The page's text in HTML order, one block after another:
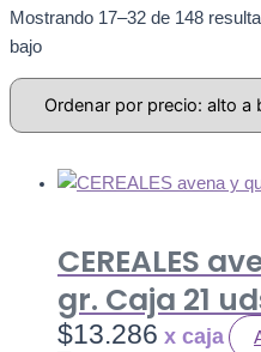
Mostrando 17–32 de 148
bajo
CEREALES
gr. Caja 21
$13.286